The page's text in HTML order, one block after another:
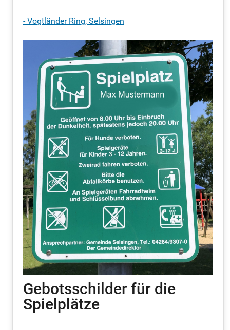
- Vogtländer Ring, Selsingen
Gebotsschilder für die
Spielplätze